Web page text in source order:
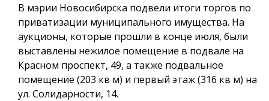
В мэрии Новосибирска подвели итоги торгов по
приватизации муниципального имущества. На
аукционы, которые прошли в конце июля, были
выставлены нежилое помещение в подвале на
Красном проспект, 49, а также подвальное
помещение (203 кв м) и первый этаж (316 кв м) на
ул. Солидарности, 14.